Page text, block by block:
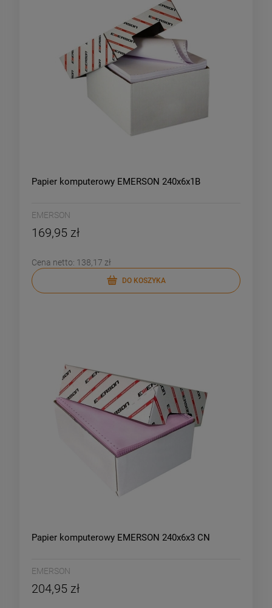
Papier komputerowy EMERSON 240x6x1B
EMERSON
169,95 zł
Cena netto: 138,17 zł
DO KOSZYKA
Papier komputerowy EMERSON 240x6x3 CN
EMERSON
204,95 zł